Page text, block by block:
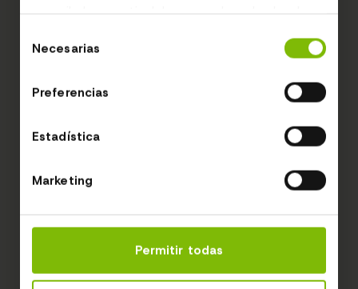
recopilado a partir del uso que haya hecho de
deNecesarias
Preferencias
Estadística
Marketing
Permitir todas